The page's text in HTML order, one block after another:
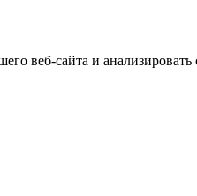
веб-сайта и анализировать